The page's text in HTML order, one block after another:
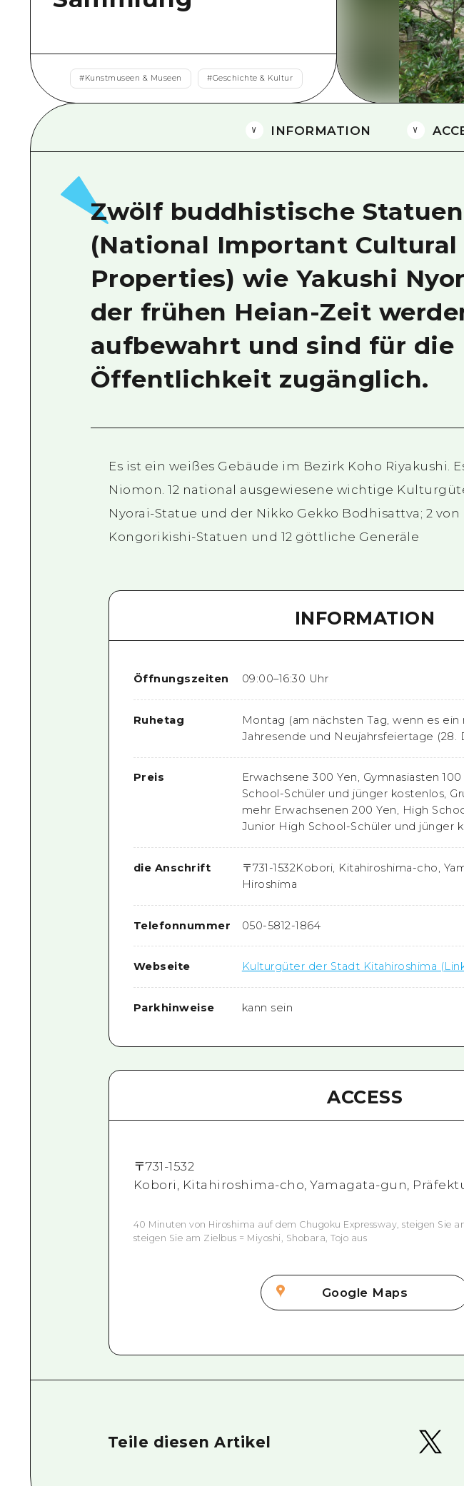
#Kunstmuseen & Museen #Geschichte & Kultur
INFORMATION
Zwölf buddhistische Statuen
(National Important Cultural
Properties) wie Yakushi
der frühen Heian-Zeit
aufbewahrt und sind für die
Öffentlichkeit zugänglich.
Es ist ein weißes Gebäude im Bezirk Koho Riyakushi.
Niomon. 12 national ausgewiesene wichtige
Nyorai-Statue und der Nikko Gekko Bodhisattva; 2
Kongorikishi-Statuen und 12 göttliche Generäle
INFORMATION
Öffnungszeiten 09:00–16:30 Uhr
Ruhetag
Montag (am nächsten Tag, wenn es
Jahresende und Neujahrsfeiertage (28.
Preis
Erwachsene 300 Yen, Gymnasiasten
School-Schüler und jünger kostenlos,
mehr Erwachsenen 200 Yen, High
Junior High School-Schüler und jünger
die Anschrift 〒731-1532Kobori, Kitahiroshima-cho,
Hiroshima
Telefonnummer 050-5812-1864
Webseite Kulturgüter der Stadt Kitahiroshima
Parkhinweise kann sein
ACCESS
〒731-1532
Kobori, Kitahiroshima-cho, Yamagata-gun,
40 Minuten von Hiroshima auf dem Chugoku Expressway, steigen Sie
steigen Sie am Zielbus = Miyoshi, Shobara, Tojo aus
Google Maps
Teile diesen Artikel